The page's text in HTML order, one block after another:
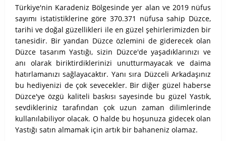
Türkiye'nin Karadeniz Bölgesinde yer alan ve 2019 nüfus
sayımı istatistiklerine göre 370.371 nüfusa sahip Düzce,
tarihi ve doğal güzellikleri ile en güzel şehirlerimizden bir
tanesidir. Bir yandan Düzce özlemini de giderecek olan
Düzce tasarım Yastığı, sizin Düzce'de yaşadıklarınızı ve
anı olarak biriktirdiklerinizi unutturmayacak ve daima
hatırlamanızı sağlayacaktır. Yanı sıra Düzceli Arkadaşınız
bu hediyenizi de çok sevecekler. Bir diğer güzel haberse
Düzce'ye özgü kaliteli baskısı sayesinde bu güzel Yastık,
sevdikleriniz tarafından çok uzun zaman dilimlerinde
kullanılabiliyor olacak. O halde bu hoşunuza gidecek olan
Yastığı satın almamak için artık bir bahaneniz olamaz.